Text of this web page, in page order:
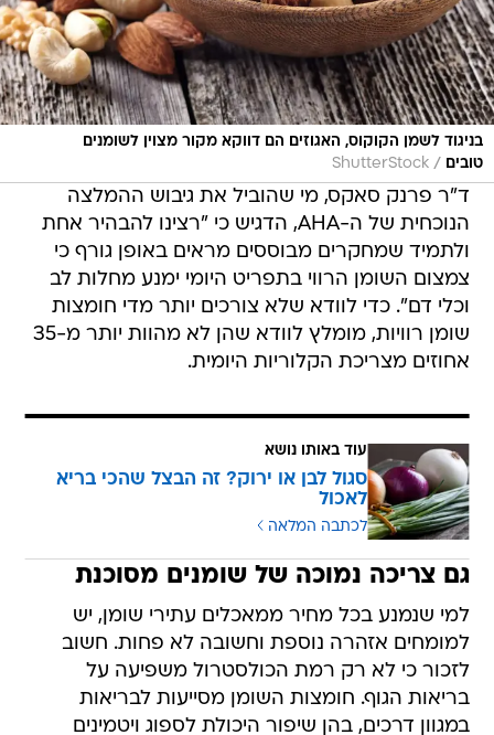
בניגוד לשמן הקוקוס, האגוזים הם דווקא מקור מצוין לשומנים
טובים
/
ShutterStock
ד"ר פרנק סאקס, מי שהוביל את גיבוש ההמלצה
הנוכחית של ה-AHA, הדגיש כי "רצינו להבהיר אחת
ולתמיד שמחקרים מבוססים מראים באופן גורף כי
צמצום השומן הרווי בתפריט היומי ימנע מחלות לב
וכלי דם". כדי לוודא שלא צורכים יותר מדי חומצות
שומן רוויות, מומלץ לוודא שהן לא מהוות יותר מ-35
אחוזים מצריכת הקלוריות היומית.
עוד באותו נושא
סגול לבן או ירוק? זה הבצל שהכי בריא
לאכול
לכתבה המלאה
גם צריכה נמוכה של שומנים מסוכנת
למי שנמנע בכל מחיר ממאכלים עתירי שומן, יש
למומחים אזהרה נוספת וחשובה לא פחות. חשוב
לזכור כי לא רק רמת הכולסטרול משפיעה על
בריאות הגוף. חומצות השומן מסייעות לבריאות
במגוון דרכים, בהן שיפור היכולת לספוג ויטמינים